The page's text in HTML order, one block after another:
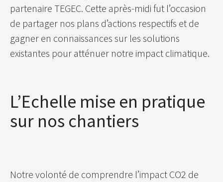
partenaire TEGEC. Cette après-midi fut l’occasion
de partager nos plans d’actions respectifs et de
gagner en connaissances sur les solutions
existantes pour atténuer notre impact climatique.
L’Echelle mise en pratique
sur nos chantiers
Notre volonté de comprendre l’impact CO2 de